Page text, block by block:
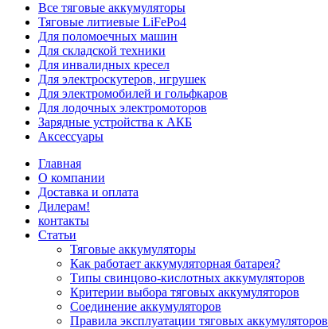
Все тяговые аккумуляторы
Тяговые литиевые LiFePo4
Для поломоечных машин
Для складской техники
Для инвалидных кресел
Для электроскутеров, игрушек
Для электромобилей и гольфкаров
Для лодочных электромоторов
Зарядные устройства к АКБ
Аксессуары
Главная
О компании
Доставка и оплата
Дилерам!
контакты
Статьи
Тяговые аккумуляторы
Как работает аккумуляторная батарея?
Типы свинцово-кислотных аккумуляторов
Критерии выбора тяговых аккумуляторов
Соединение аккумуляторов
Правила эксплуатации тяговых аккумуляторов